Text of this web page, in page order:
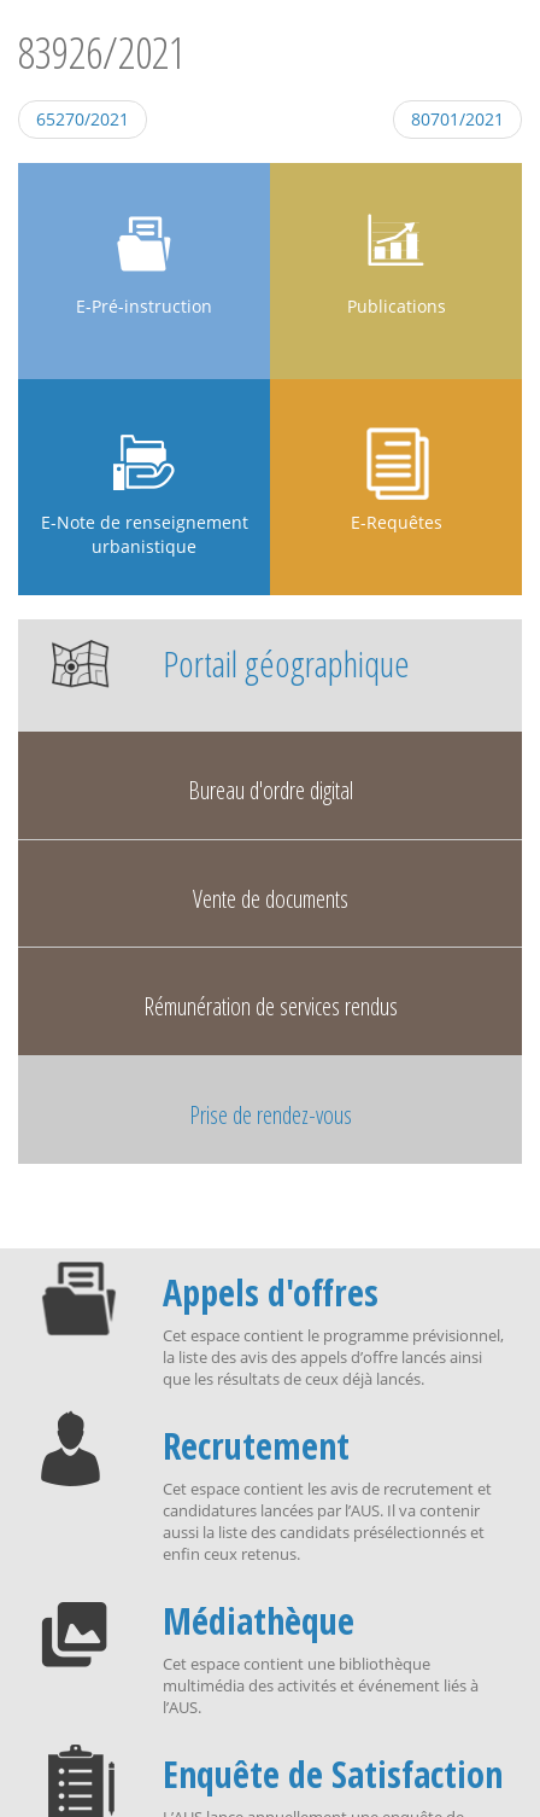
83926/2021
65270/2021 80701/2021
E-Pré-instruction Publications
E-Note de renseignement
urbanistique
E-Requêtes
Portail géographique
Bureau d'ordre digital
Vente de documents
Rémunération de services rendus
Prise de rendez-vous
Appels d'offres
Cet espace contient le programme prévisionnel,
la liste des avis des appels d’offre lancés ainsi
que les résultats de ceux déjà lancés.
Recrutement
Cet espace contient les avis de recrutement et
candidatures lancées par l’AUS. Il va contenir
aussi la liste des candidats présélectionnés et
enfin ceux retenus.
Médiathèque
Cet espace contient une bibliothèque
multimédia des activités et événement liés à
l’AUS.
Enquête de Satisfaction